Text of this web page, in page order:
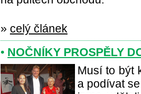
» celý článek
• NOČNÍKY PROSPĚLY
Musí to být
a podívat